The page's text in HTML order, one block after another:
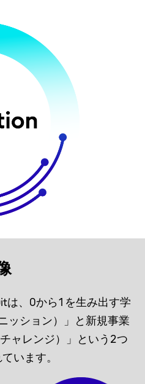
は、0から1を生み出す学
ッション）」と新規事業
ャレンジ）」という2つ
います。